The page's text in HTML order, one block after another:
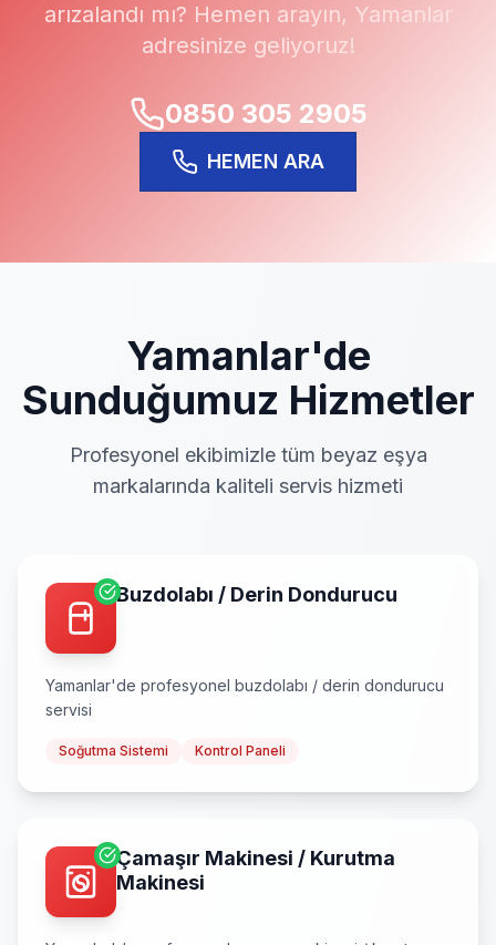
arızalandı mı? Hemen arayın, Yamanlar
adresinize geliyoruz!
0850 305 2905
HEMEN ARA
Yamanlar'de
Sunduğumuz Hizmetler
Profesyonel ekibimizle tüm beyaz eşya
markalarında kaliteli servis hizmeti
Buzdolabı / Derin Dondurucu
Yamanlar'de profesyonel buzdolabı / derin dondurucu
servisi
Soğutma Sistemi Kontrol Paneli
Çamaşır Makinesi / Kurutma
Makinesi